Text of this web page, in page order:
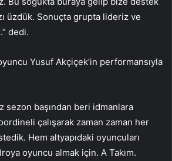
üzdük. Sonuçta grupta lideriz ve
dedi.
Yusuf Akçiçek’in performansıyla
sezon başından beri idmanlara
çalışarak zaman zaman her
Hem altyapıdaki oyuncuları
oyuncu almak için. A Takım.